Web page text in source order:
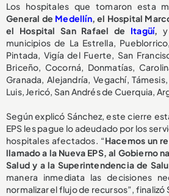
Los hospitales que tomaron esta
General de Medellín, el Hospital
el Hospital San Rafael de Itagüí,
municipios de La Estrella,
Pintada, Vigía del Fuerte, San
Briceño, Cocorná, Donmatías,
Granada, Alejandría, Vegachí,
Luis, Jericó, San Andrés de Cuerquia,
Según explicó Sánchez, este cierre
EPS les pague lo adeudado por los
hospitales afectados. “Hacemos un
llamado a la Nueva EPS, al Gobierno
Salud y a la Superintendencia de
manera inmediata las decisiones
normalizar el flujo de recursos”, finalizó